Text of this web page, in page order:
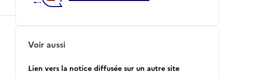
Voir aussi
Lien vers la notice diffusée sur un autre site